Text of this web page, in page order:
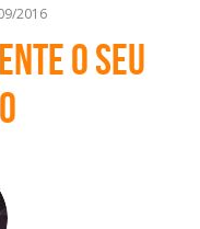
2016
o seu